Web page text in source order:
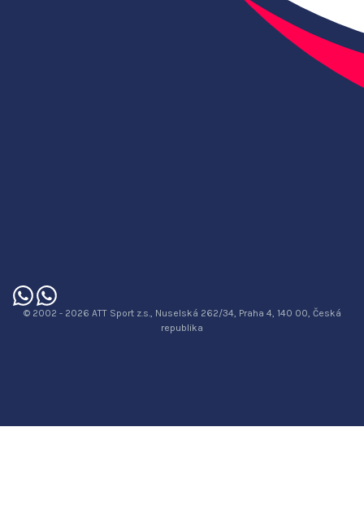
© 2002 - 2026 ATT Sport z.s., Nuselská 262/34, Praha 4, 140 00, Česká
republika